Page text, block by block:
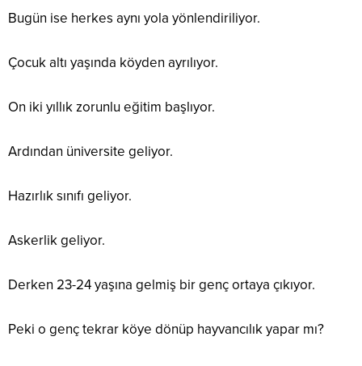
Bugün ise herkes aynı yola yönlendiriliyor.
Çocuk altı yaşında köyden ayrılıyor.
On iki yıllık zorunlu eğitim başlıyor.
Ardından üniversite geliyor.
Hazırlık sınıfı geliyor.
Askerlik geliyor.
Derken 23-24 yaşına gelmiş bir genç ortaya çıkıyor.
Peki o genç tekrar köye dönüp hayvancılık yapar mı?